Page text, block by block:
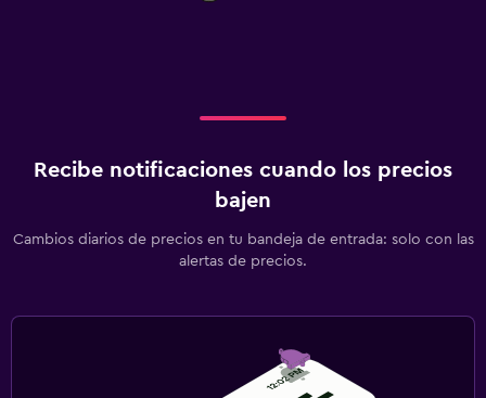
Recibe notificaciones cuando los precios
bajen
Cambios diarios de precios en tu bandeja de entrada: solo con las
alertas de precios.